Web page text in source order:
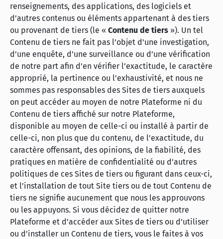
renseignements, des applications, des logiciels et
d’autres contenus ou éléments appartenant à des tiers
ou provenant de tiers (le « Contenu de tiers »). Un tel
Contenu de tiers ne fait pas l’objet d’une investigation,
d’une enquête, d’une surveillance ou d’une vérification
de notre part afin d’en vérifier l’exactitude, le caractère
approprié, la pertinence ou l’exhaustivité, et nous ne
sommes pas responsables des Sites de tiers auxquels
on peut accéder au moyen de notre Plateforme ni du
Contenu de tiers affiché sur notre Plateforme,
disponible au moyen de celle-ci ou installé à partir de
celle-ci, non plus que du contenu, de l’exactitude, du
caractère offensant, des opinions, de la fiabilité, des
pratiques en matière de confidentialité ou d’autres
politiques de ces Sites de tiers ou figurant dans ceux-ci,
et l’installation de tout Site tiers ou de tout Contenu de
tiers ne signifie aucunement que nous les approuvons
ou les appuyons. Si vous décidez de quitter notre
Plateforme et d’accéder aux Sites de tiers ou d’utiliser
ou d’installer un Contenu de tiers, vous le faites à vos